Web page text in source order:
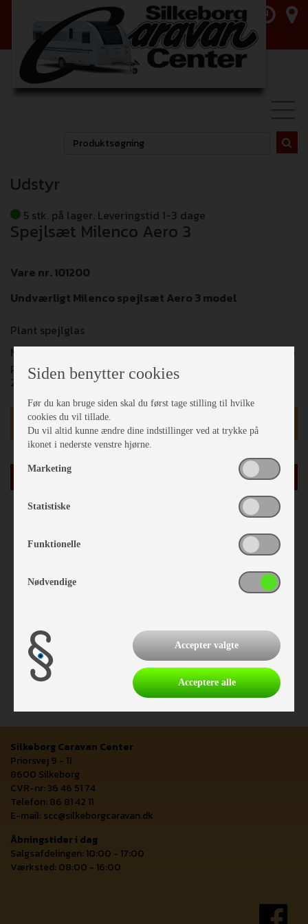
Udstyr
5 stk. på lager. Leveringstid 1-3 dage
Spejlsæt Milenco Aero 3
Vare nr. 101200
Undværligt Milenco spejlsæt Aero 3 model
Plant spejlglas
Maksimalt trække vogne, trailere osv. der har en størelse
på 2,3 m i brædde, hvor man angivenligt skal kunne se
20m tilbage med 4m indtil det der trækkes.
kr 699,-
Vejl. udsalgspris kr 799,-
Silkeborg Caravan Center
Priorsvej 9 - 11
8600 Silkeborg
CVR-nr: 36 46 51 74
Telefon: 86 81 42 11
E-mail: scc@silkeborgcaravan.dk
Åbningstider i dag
Salgsafdelingen: 10:00 - 17:00
Værksted: 08:00 - 16:00
Siden benytter cookies
Før du kan bruge siden skal du først tage stilling til hvilke
cookies du vil tillade.
Du vil altid kunne ændre dine indstillinger ved at trykke på
ikonet i nederste venstre hjørne.
Marketing
Statistiske
Funktionelle
Nødvendige
Accepter valgte
Acceptere alle